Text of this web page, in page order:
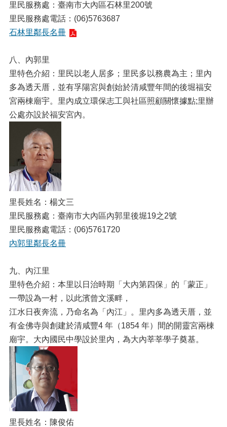
里民服務處：臺南市大內區石林里200號
里民服務處電話：(06)5763687
石林里鄰長名冊
八、內郭里
里特色介紹：里民以老人居多；里民多以務農為主；里內
多為透天厝，並有孚陽宮與創始於清咸豐年間的後堀福安
宮兩棟廟宇。里內成立環保志工與社區照顧關懷據點;里辦
公處亦設於福安宮內。
里長姓名：楊文三
里民服務處：臺南市大內區內郭里後堀19之2號
里民服務處電話：(06)5761720
內郭里鄰長名冊
九、內江里
里特色介紹：本里以日治時期「大內第四保」的「蒙正」
一帶設為一村，以此濱曾文溪畔，
江水日夜奔流，乃命名為「內江」。里內多為透天厝，並
有金佛寺與創建於清咸豐4 年（1854 年）間的開靈宮兩棟
廟宇。大內國民中學設於里內，為大內莘莘學子奠基。
里長姓名：陳俊佑